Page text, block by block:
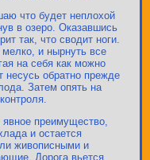
что будет неплохой
в озеро. Оказавшись
так, что сводит ноги.
и нырнуть все
на себя как можно
обратно прежде
Затем опять на
преимущество,
и остается
живописными и
Дорога вьется